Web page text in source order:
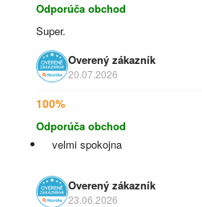
Odporúča obchod
Super.
Overený zákazník
20.07.2026
100%
Odporúča obchod
velmi spokojna
Overený zákazník
23.06.2026